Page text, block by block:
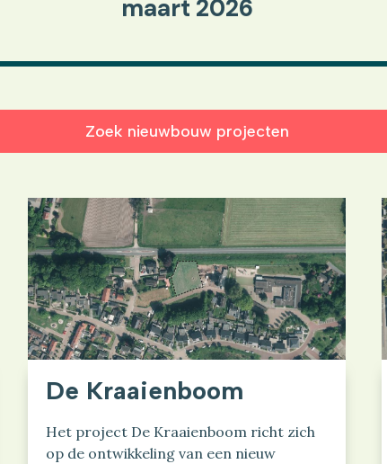
maart 2026
Zoek nieuwbouw projecten
De Kraaienboom
Het project De Kraaienboom richt zich
op de ontwikkeling van een nieuw